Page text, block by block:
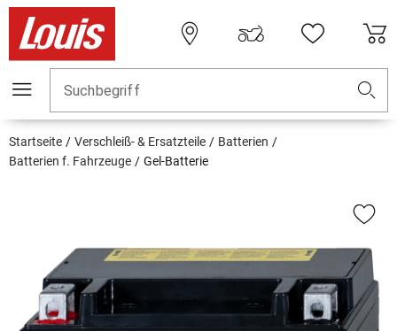
Suchbegriff
Startseite Verschleiß- & Ersatzteile
Batterien
Batterien f. Fahrzeuge
Gel-Batterie